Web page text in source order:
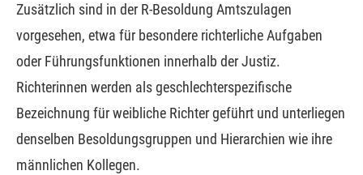
Zusätzlich sind in der R-Besoldung Amtszulagen
vorgesehen, etwa für besondere richterliche Aufgaben
oder Führungsfunktionen innerhalb der Justiz.
Richterinnen werden als geschlechterspezifische
Bezeichnung für weib­liche Richter geführt und unterliegen
denselben Besoldungsgruppen und Hierarchien wie ihre
männ­lichen Kollegen.